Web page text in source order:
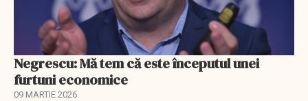
Negrescu: Mă tem că este începutul unei
furtuni economice
09 MARTIE 2026